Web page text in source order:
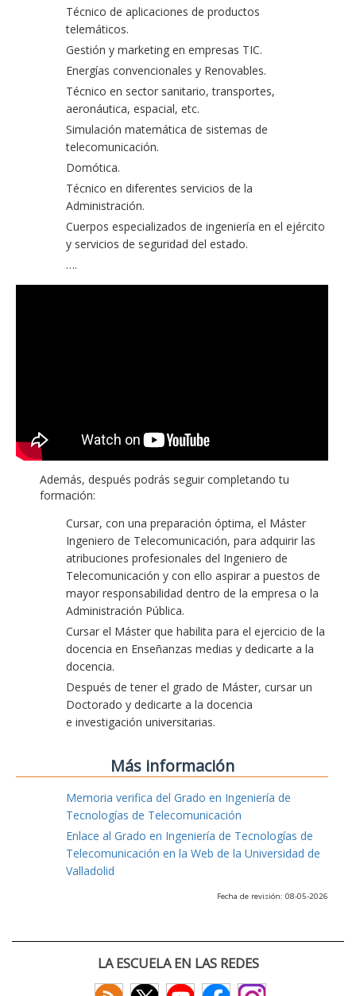
Técnico de aplicaciones de productos
telemáticos.
Gestión y marketing en empresas TIC.
Energías convencionales y Renovables.
Técnico en sector sanitario, transportes,
aeronáutica, espacial, etc.
Simulación matemática de sistemas de
telecomunicación.
Domótica.
Técnico en diferentes servicios de la
Administración.
Cuerpos especializados de ingeniería en el ejército
y servicios de seguridad del estado.
….
Además, después podrás seguir completando tu
formación:
Cursar, con una preparación óptima, el Máster
Ingeniero de Telecomunicación, para adquirir las
atribuciones profesionales del Ingeniero de
Telecomunicación y con ello aspirar a puestos de
mayor responsabilidad dentro de la empresa o la
Administración Pública.
Cursar el Máster que habilita para el ejercicio de la
docencia en Enseñanzas medias y dedicarte a la
docencia.
Después de tener el grado de Máster, cursar un
Doctorado y dedicarte a la docencia
e investigación universitarias.
Más información
Memoria verifica del Grado en Ingeniería de
Tecnologías de Telecomunicación
Enlace al Grado en Ingeniería de Tecnologías de
Telecomunicación en la Web de la Universidad de
Valladolid
Fecha de revisión: 08-05-2026
LA ESCUELA EN LAS REDES